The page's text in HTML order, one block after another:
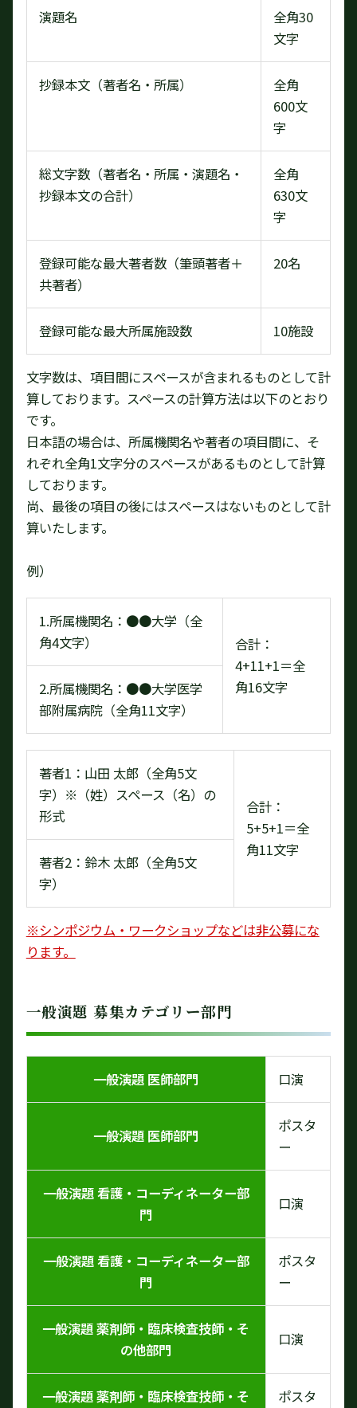
演題名
全角30
文字
抄録本文（著者名・所属）
全角
600文
字
総文字数（著者名・所属・演題名・
抄録本文の合計）
全角
630文
字
登録可能な最大著者数（筆頭著者＋
共著者）
20名
登録可能な最大所属施設数 10施設
文字数は、項目間にスペースが含まれるものとして計
算しております。スペースの計算方法は以下のとおり
です。
日本語の場合は、所属機関名や著者の項目間に、そ
れぞれ全角1文字分のスペースがあるものとして計算
しております。
尚、最後の項目の後にはスペースはないものとして計
算いたします。
例）
1.所属機関名：●●大学（全
角4文字）
合計：
4+11+1＝全
角16文字
2.所属機関名：●●大学医学
部附属病院（全角11文字）
著者1：山田 太郎（全角5文
字）※（姓）スペース（名）の
形式
合計：
5+5+1＝全
角11文字
著者2：鈴木 太郎（全角5文
字）
※シンポジウム・ワークショップなどは非公募にな
ります。
一般演題 募集カテゴリー部門
一般演題 医師部門 口演
一般演題 医師部門
ポスタ
ー
一般演題 看護・コーディネーター部
門
口演
一般演題 看護・コーディネーター部
門
ポスタ
ー
一般演題 薬剤師・臨床検査技師・そ
の他部門
口演
一般演題 薬剤師・臨床検査技師・そ
ポスタ